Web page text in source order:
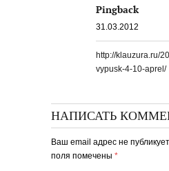
Pingback
31.03.2012
http://klauzura.ru/
vypusk-4-10-aprel/
НАПИСАТЬ
Ваш email адрес не
поля помечены *